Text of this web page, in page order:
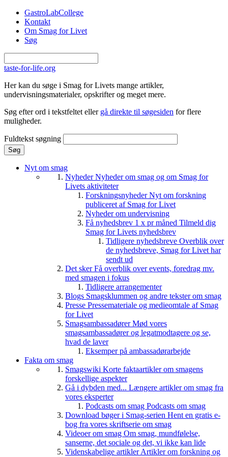
Gå til hovedindhold
GastroLabCollege
Kontakt
Om Smag for Livet
Søg
taste-for-life.org
Her kan du søge i Smag for Livets mange artikler,
undervisningsmaterialer, opskrifter og meget mere.
Søg efter ord i tekstfeltet eller gå direkte til søgesiden for flere
muligheder.
Fuldtekst søgning
Nyt om smag
NyhederNyheder om smag og om Smag for
Livets aktiviteter
ForskningsnyhederNyt om forskning
publiceret af Smag for Livet
Nyheder om undervisning
Få nyhedsbrev 1 x pr måned Tilmeld dig
Smag for Livets nyhedsbrev
Tidligere nyhedsbreve Overblik over
de nyhedsbreve, Smag for Livet har
sendt ud
Det skerFå overblik over events, foredrag mv.
med smagen i fokus
Tidligere arrangementer
Blogs Smagsklummen og andre tekster om smag
Presse Pressemateriale og medieomtale af Smag
for Livet
SmagsambassadørerMød vores
smagsambassadører og legatmodtagere og se,
hvad de laver
Eksemper på ambassadørarbejde
Fakta om smag
Smagswiki Korte faktaartikler om smagens
forskellige aspekter
Gå i dybden med... Længere artikler om smag fra
vores eksperter
Podcasts om smag Podcasts om smag
Download bøger i Smag-serien Hent en gratis e-
bog fra vores skriftserie om smag
Videoer om smag Om smag, mundfølelse,
sanserne, det sociale og det, vi ikke kan lide
Videnskabelige artiklerArtikler om forskning og